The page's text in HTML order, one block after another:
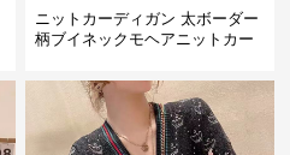
ニットカーディガン 太ボーダー
柄ブイネックモヘアニットカー